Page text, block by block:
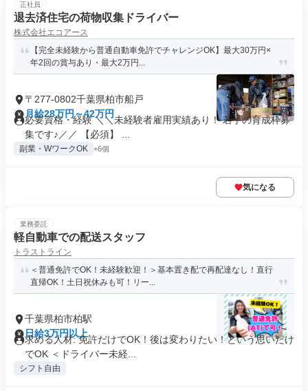
正社員
退去済住宅の荷物収集ドライバー
株式会社エコアース
【完全未経験から普通自動車免許でチャレンジOK】最大30万円×
年2回の賞与あり・最大2万円...
〒277-0802千葉県柏市船戸
月給28万円～42万円
必要資格・経験 ＼＼未経験者雇用実績あり！ 若手の育成枠募
集です♪／／ 【必須】 ...
副業・WワークOK +6個
気になる
業務委託
軽自動車での配送スタッフ
トラストライン
＜普通免許でOK！未経験歓迎！＞基本置き配で再配達なし！直行
直帰OK！土日祝休みも可！リー...
千葉県柏市柏駅
日給3万円以上
求める人材: 免許だけでOK！後は変わりたい！という思いだけ
でOK ＜ドライバー未経...
シフト自由